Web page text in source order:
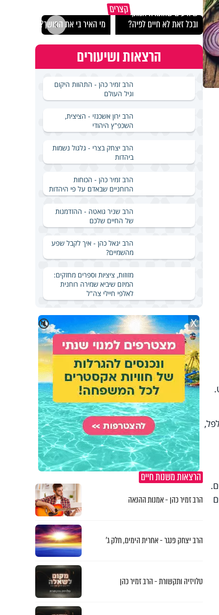
קצרים שיודעים שהתורה אמת,
ובכל זאת לא חיים לפיה?
מי האיר בי את החושך?
הרצאות ושיעורים
הרב זמיר כהן - התהוות היקום
וגיל העולם
הרב ירון אשכנזי - הציצית,
השכפ"ץ היהודי
הרב יצחק בצרי - גלגול נשמות
ביהדות
הרב זמיר כהן - הכוחות
הרוחניים שבאדם על פי היהדות
הרב שניר גואטה - ההזדמנות
של החיים שלכם
הרב יגאל כהן - איך לקבל שפע
מהשמיים?
מזוזות, ציציות וספרים מחזקים:
המיזם שיביא שמירה רוחנית
לאלפי חיילי צה"ל
🔇 X
הרצאות משנות חיים
הרב זמיר כהן - אמנות ההנאה
הרב יצחק פנגר - אחרית הימים, חלק ג’
טלויזיה ותקשורת - הרב זמיר כהן